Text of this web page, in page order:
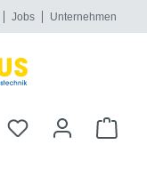
Jobs Unternehmen